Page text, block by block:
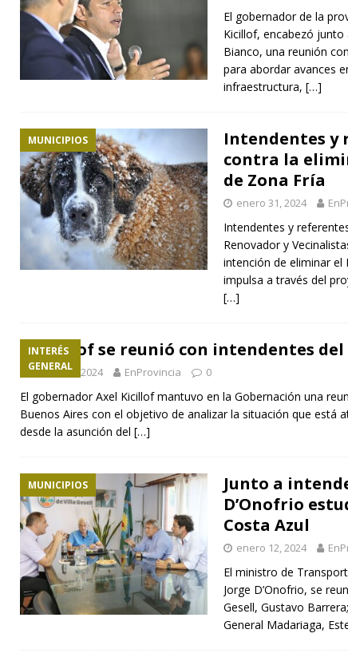
El gobernador de la
Kicillof, encabezó
Bianco, una reunión
para abordar avances
infraestructura, […]
MUNICIPIOS
Intendentes y
contra la
de Zona Fría
enero 31, 2024
Intendentes y
Renovador y
intención de eliminar el
impulsa a través del
[…]
INTERÉS
GENERAL
Kicillof se reunió con intendentes del
enero 26, 2024 EnProvincia 0
El gobernador Axel Kicillof mantuvo en la Gobernación una
Buenos Aires con el objetivo de analizar la situación que está
desde la asunción del […]
MUNICIPIOS
Junto a
D’Onofrio
Costa Azul
enero 12, 2024
El ministro de
Jorge D’Onofrio, se
Gesell, Gustavo
General Madariaga,